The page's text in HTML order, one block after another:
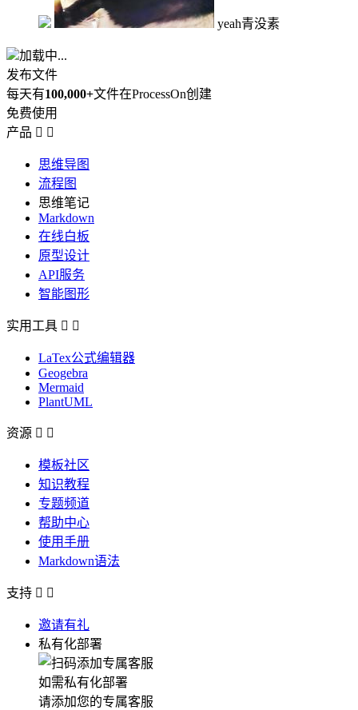
yeah青没素
加载中...
发布文件
每天有100,000+文件在ProcessOn创建
免费使用
产品  
思维导图
流程图
思维笔记
Markdown
在线白板
原型设计
API服务
智能图形
实用工具  
LaTex公式编辑器
Geogebra
Mermaid
PlantUML
资源  
模板社区
知识教程
专题频道
帮助中心
使用手册
Markdown语法
支持  
邀请有礼
私有化部署
如需私有化部署
请添加您的专属客服